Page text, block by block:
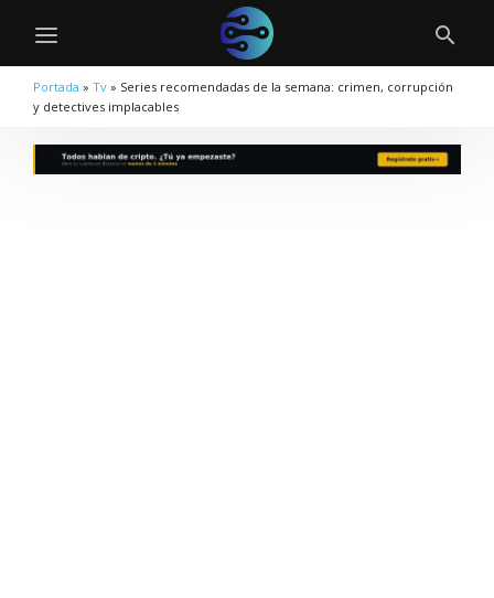
Portada » Tv » Series recomendadas de la semana: crimen, corrupción
y detectives implacables